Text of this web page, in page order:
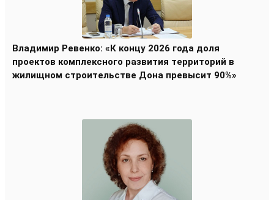
Владимир Ревенко: «К концу 2026 года доля
проектов комплексного развития территорий в
жилищном строительстве Дона превысит 90%»